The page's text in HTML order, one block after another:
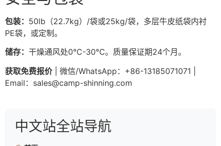
包装： 50lb（22.7kg）/袋或25kg/袋，多层牛皮纸袋内衬
PE袋，或定制。
储存： 干燥通风处0℃-30℃。质量保证期24个月。
获取免费报价| 微信/WhatsApp：+86-13185071071 |
Email： sales@camp-shinning.com
中文站全站导航